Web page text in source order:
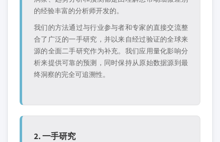
的经验丰富的分析师开发的。
我们的方法通过与行业参与者和专家的直接交流整
合了广泛的一手研究，并以来自经过验证的全球来
源的全面二手研究作为补充。我们应用量化影响分
析来提供可靠的预测，同时保持从原始数据源到最
终洞察的完全可追溯性。
2. 一手研究